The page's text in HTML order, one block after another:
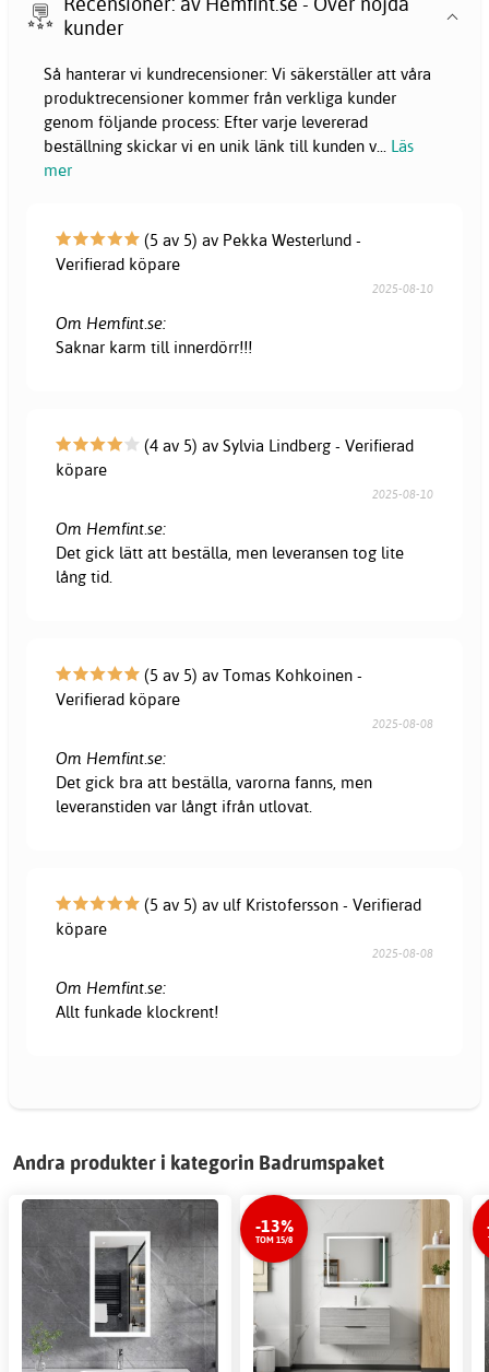
kunder
Så hanterar vi kundrecensioner: Vi säkerställer att våra
produktrecensioner kommer från verkliga kunder
genom följande process: Efter varje levererad
beställning skickar vi en unik länk till kunden v
Läs
mer
(5 av 5) av Pekka Westerlund -
Verifierad köpare
2025-08-10
Om Hemfint.se:
Saknar karm till innerdörr!!!
(4 av 5) av Sylvia Lindberg - Verifierad
köpare
2025-08-10
Om Hemfint.se:
Det gick lätt att beställa, men leveransen tog lite
lång tid.
(5 av 5) av Tomas Kohkoinen -
Verifierad köpare
2025-08-08
Om Hemfint.se:
Det gick bra att beställa, varorna fanns, men
leveranstiden var långt ifrån utlovat.
(5 av 5) av ulf Kristofersson - Verifierad
köpare
2025-08-08
Om Hemfint.se:
Allt funkade klockrent!
Andra produkter i kategorin Badrumspaket
-13%
TOM 15/8